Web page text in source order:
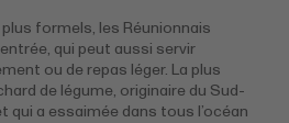
formels, les Réunionnais
qui peut aussi servir
ou de repas léger. La plus
de légume, originaire du Sud-
qui a essaimée dans tous l’océan